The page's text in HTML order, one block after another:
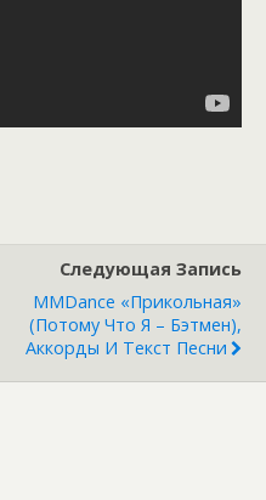
Следующая Запись
MMDance «Прикольная»
(Потому Что Я – Бэтмен),
Аккорды И Текст Песни